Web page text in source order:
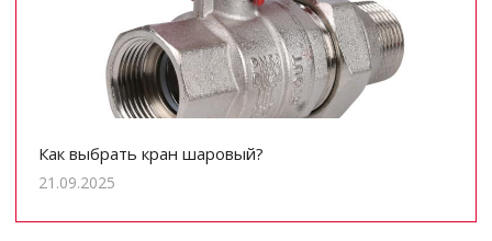
Как выбрать кран шаровый?
21.09.2025